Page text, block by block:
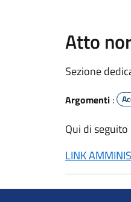
Atto
Sezione
Argomenti :
Qui di
LINK